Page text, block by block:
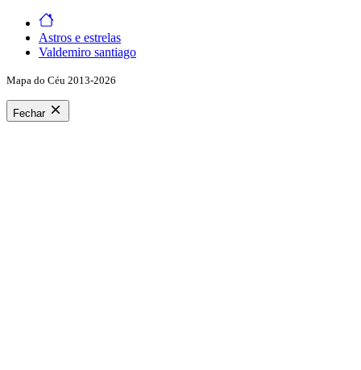
Astros e estrelas
Valdemiro santiago
Mapa do Céu 2013-2026
Fechar